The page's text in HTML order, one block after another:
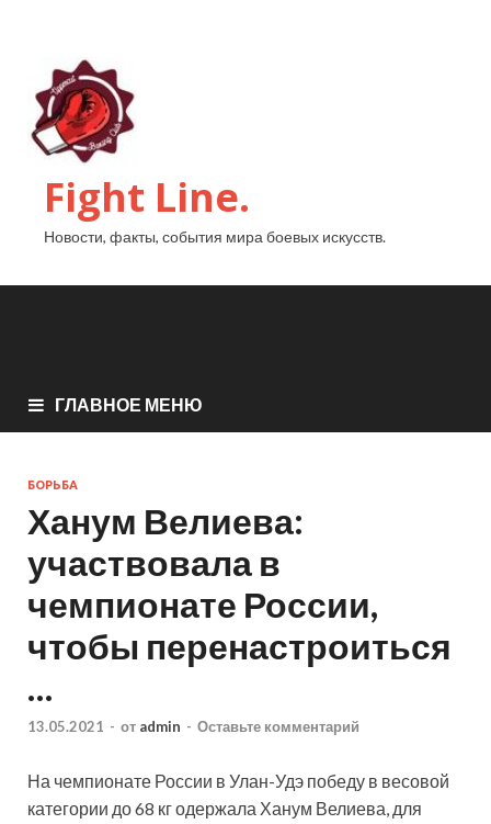
Fight Line.
Новости, факты, события мира боевых искусств.
ГЛАВНОЕ МЕНЮ
БОРЬБА
Ханум Велиева:
участвовала в
чемпионате России,
чтобы перенастроиться
…
13.05.2021 - от admin - Оставьте комментарий
На чемпионате России в Улан-Удэ победу в весовой
категории до 68 кг одержала Ханум Велиева, для